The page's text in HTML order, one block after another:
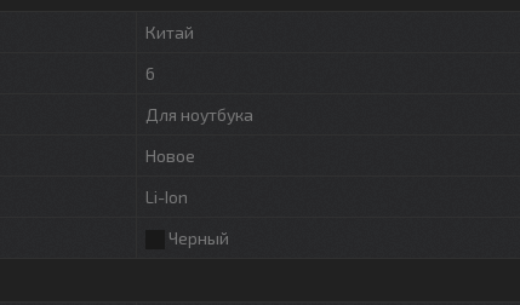
Китай
6
Для ноутбука
Новое
Li-Ion
Черный